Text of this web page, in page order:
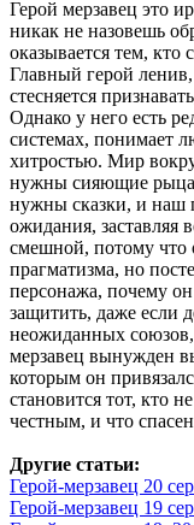
Герой мерзавец это
никак не назовешь
оказывается тем, кто
Главный герой
стесняется
Однако у него есть
системах, понимает
хитростью. Мир
нужны сияющие
нужны сказки, и наш
ожидания, заставляя
смешной, потому что
прагматизма, но
персонажа, почему он
защитить, даже если
неожиданных
мерзавец вынужден
которым он
становится тот, кто
честным, и что
Другие статьи:
Герой-мерзавец 20
Герой-мерзавец 19